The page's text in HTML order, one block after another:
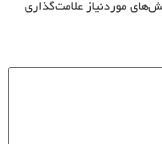
موردنیاز علامت‌گذاری